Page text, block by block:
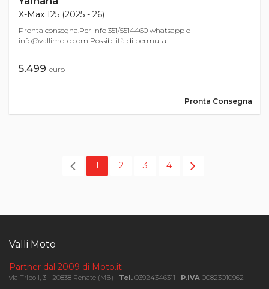
X-Max 125 (2025 - 26)
Pronta consegna.Per info 351/5514460 whatsapp o
info@vallimoto.com Possibilità di permuta ...
5.499 euro
Pronta Consegna
1 2 3 4
Valli Moto
Partner dal 2009 di Moto.it
via Tripoli, 3 - 20838 Renate (MB) | Tel. 03924346311 | P.IVA 00823010962